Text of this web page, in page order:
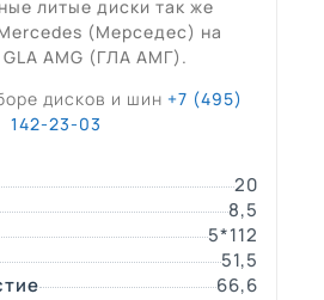
литые диски так же
(Мерседес) на
AMG (ГЛА АМГ).
дисков и шин +7 (495)
142-23-03
20
8,5
5*112
51,5
66,6